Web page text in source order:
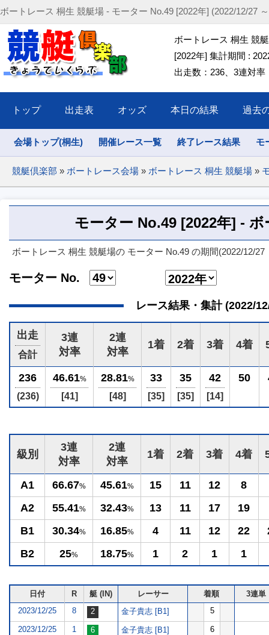
ボートレース 桐生 競艇場 - モーター No.49 [2022年] (2022/12/27
ボートレース 桐生 競
[2022年] 集計期間 :
出走数：236、3連対率
トップ 出走表 オッズ 本日の結果 過去
会場トップ(桐生) 開催レース一覧 終了レース結果 モ
競艇倶楽部 » ボートレース会場 » ボートレース 桐生 競艇場 »
モーター No.49 [2022年] -
ボートレース 桐生 競艇場の モーター No.49 の期間(2022/12/
モーター No.
レース結果・集計 (2022/
出走
合計
3連
対率
2連
対率
1着 2着 3着 4着
236
(236)
46.61%
[41]
28.81%
[48]
33
[35]
35
[35]
42
[14]
50
級別
3連
対率
2連
対率
1着 2着 3着 4着
A1 66.67% 45.61% 15 11 12
8
A2
55.41% 32.43% 13 11 17
19
B1
30.34% 16.85% 4 11 12 22
B2
25% 18.75% 1 2 1 1
日付 R 艇 (IN) レーサー 着順
3連単
2023/12/25
8 金子貴志 [B1] 5
2023/12/25 1 金子貴志 [B1] 6